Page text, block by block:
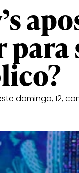
para
domingo, 12,